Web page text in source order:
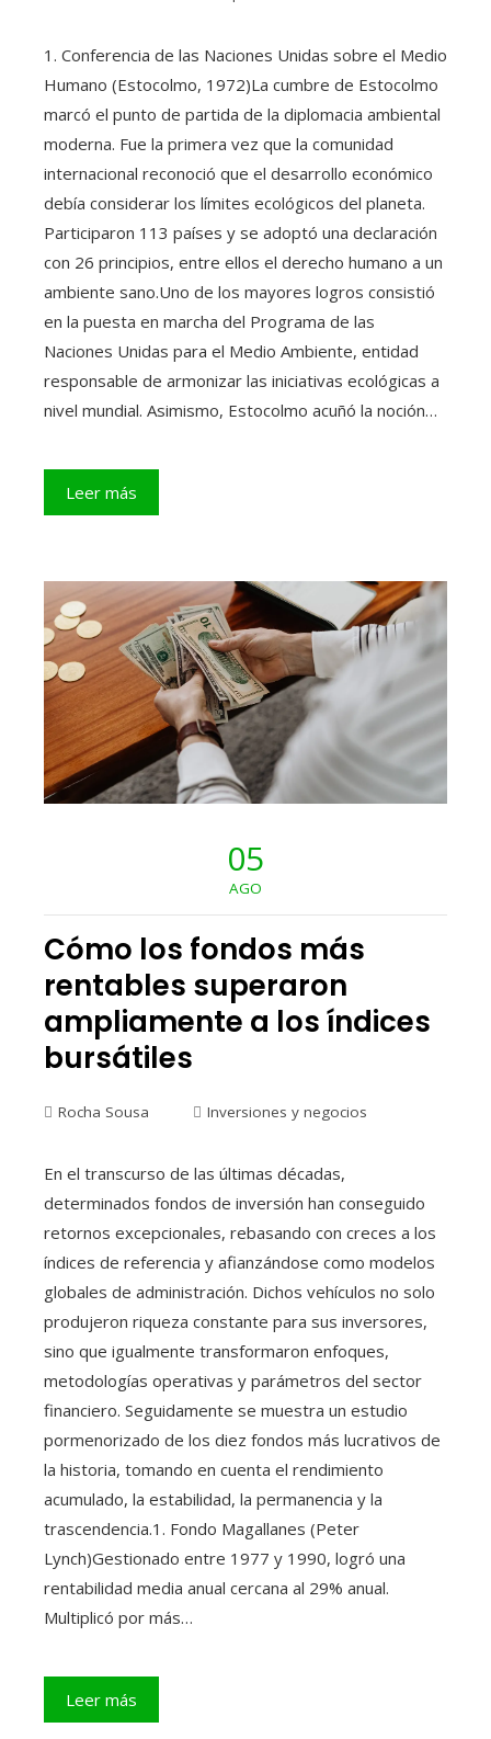
1. Conferencia de las Naciones Unidas sobre el Medio
Humano (Estocolmo, 1972)La cumbre de Estocolmo
marcó el punto de partida de la diplomacia ambiental
moderna. Fue la primera vez que la comunidad
internacional reconoció que el desarrollo económico
debía considerar los límites ecológicos del planeta.
Participaron 113 países y se adoptó una declaración
con 26 principios, entre ellos el derecho humano a un
ambiente sano.Uno de los mayores logros consistió
en la puesta en marcha del Programa de las
Naciones Unidas para el Medio Ambiente, entidad
responsable de armonizar las iniciativas ecológicas a
nivel mundial. Asimismo, Estocolmo acuñó la noción…
Leer más
05
AGO
Cómo los fondos más
rentables superaron
ampliamente a los índices
bursátiles
Rocha Sousa Inversiones y negocios
En el transcurso de las últimas décadas,
determinados fondos de inversión han conseguido
retornos excepcionales, rebasando con creces a los
índices de referencia y afianzándose como modelos
globales de administración. Dichos vehículos no solo
produjeron riqueza constante para sus inversores,
sino que igualmente transformaron enfoques,
metodologías operativas y parámetros del sector
financiero. Seguidamente se muestra un estudio
pormenorizado de los diez fondos más lucrativos de
la historia, tomando en cuenta el rendimiento
acumulado, la estabilidad, la permanencia y la
trascendencia.1. Fondo Magallanes (Peter
Lynch)Gestionado entre 1977 y 1990, logró una
rentabilidad media anual cercana al 29% anual.
Multiplicó por más…
Leer más